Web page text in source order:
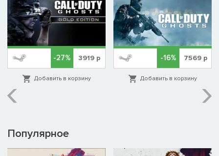
-27% 3919 р
Добавить в корзину
-16% 7569р
Добавить в корзину
Популярное